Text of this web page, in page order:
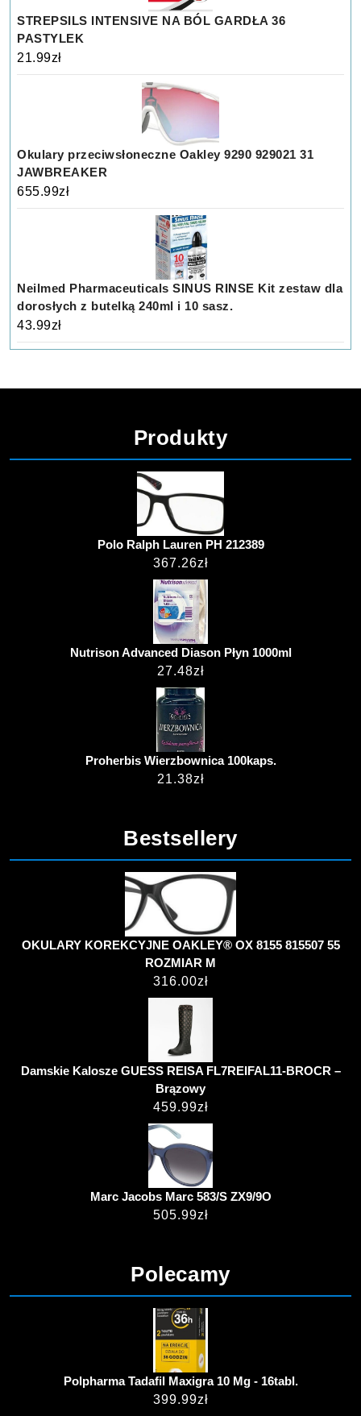
STREPSILS INTENSIVE NA BÓL GARDŁA 36
PASTYLEK
21.99zł
Okulary przeciwsłoneczne Oakley 9290 929021 31
JAWBREAKER
655.99zł
Neilmed Pharmaceuticals SINUS RINSE Kit zestaw dla
dorosłych z butelką 240ml i 10 sasz.
43.99zł
Produkty
Polo Ralph Lauren PH 212389
367.26zł
Nutrison Advanced Diason Płyn 1000ml
27.48zł
Proherbis Wierzbownica 100kaps.
21.38zł
Bestsellery
OKULARY KOREKCYJNE OAKLEY® OX 8155 815507 55
ROZMIAR M
316.00zł
Damskie Kalosze GUESS REISA FL7REIFAL11-BROCR –
Brązowy
459.99zł
Marc Jacobs Marc 583/S ZX9/9O
505.99zł
Polecamy
Polpharma Tadafil Maxigra 10 Mg - 16tabl.
399.99zł